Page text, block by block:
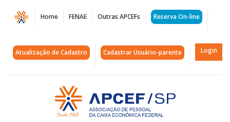
Página
Por
que
devemos
Home FENAE Outras APCEFs Reserva On-line
Atualização de Cadastro Cadastrar Usuário-parente Login
Acessar
página
inicial